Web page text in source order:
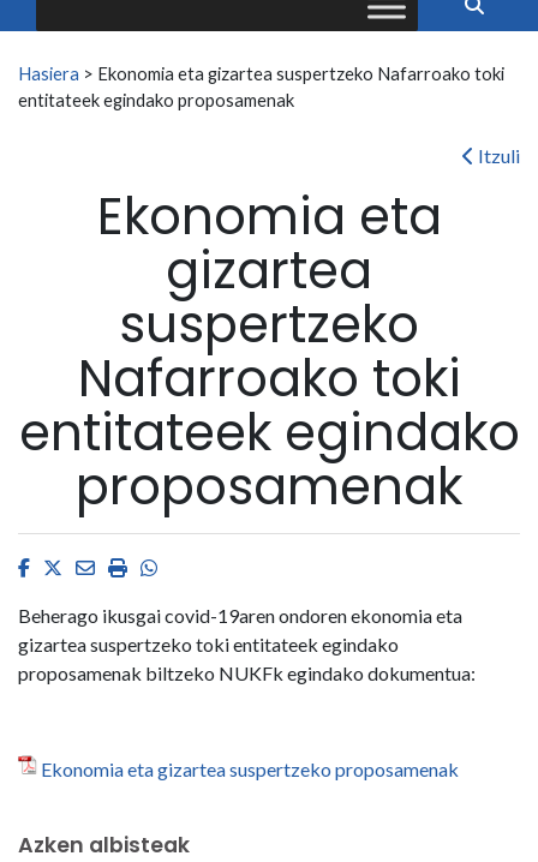
Search for:
Hasiera > Ekonomia eta gizartea suspertzeko Nafarroako toki
entitateek egindako proposamenak
Itzuli
Ekonomia eta
gizartea
suspertzeko
Nafarroako toki
entitateek egindako
proposamenak
Facebook
Twitter
EmailImprimirWhatsapp
Beherago ikusgai covid-19aren ondoren ekonomia eta
gizartea suspertzeko toki entitateek egindako
proposamenak biltzeko NUKFk egindako dokumentua:
Ekonomia eta gizartea suspertzeko proposamenak
Azken albisteak